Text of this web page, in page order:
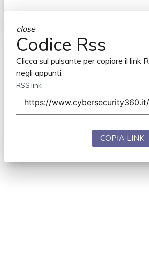
close
Codice Rss
Clicca sul pulsante per copiare il link
negli appunti.
RSS link
COPIA LINK